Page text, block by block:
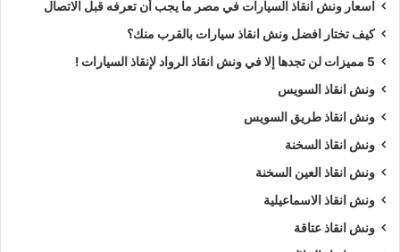
اسعار ونش انقاذ السيارات في مصر ما يجب أن تعرفه قبل الاتصال
كيف تختار افضل ونش انقاذ سيارات بالقرب منك؟
5 مميزات لن تجدها إلا في ونش انقاذ الرواد لإنقاذ السيارات !
ونش انقاذ السويس
ونش انقاذ طريق السويس
ونش انقاذ السخنة
ونش انقاذ العين السخنة
ونش انقاذ الاسماعيلية
ونش انقاذ عتاقة